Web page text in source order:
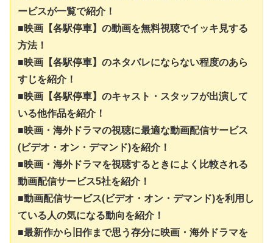
ービスが一覧で紹介！
■映画【各駅停車】の動画を無料視聴でイッキ見する
方法！
■映画【各駅停車】のネタバレにならない程度のあら
すじを紹介！
■映画【各駅停車】のキャスト・スタッフが出演して
いる他作品を紹介！
■映画・海外ドラマの視聴に最適な動画配信サービス
(ビデオ・オン・デマンド)を紹介！
■映画・海外ドラマを視聴するときによく比較される
動画配信サービス5社を紹介！
■動画配信サービス(ビデオ・オン・デマンド)を利用し
ている人の気になる動向を紹介！
■最新作から旧作まで思う存分に映画・海外ドラマを